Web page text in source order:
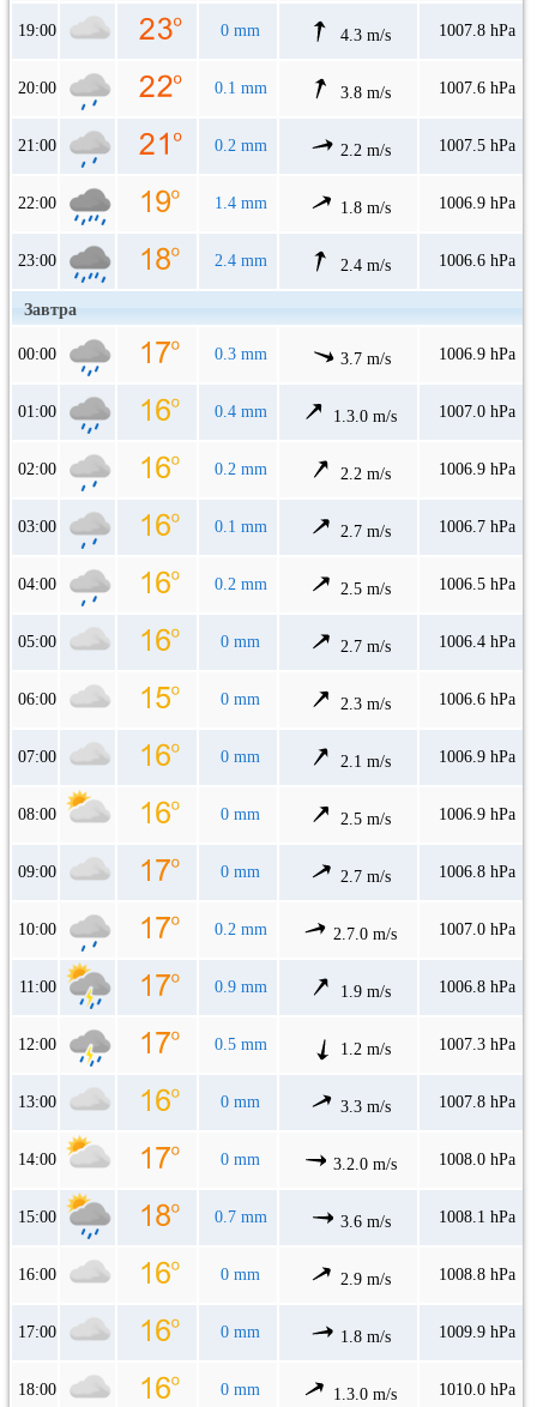
19:00 0 mm 4.3 m/s 1007.8 hPa
20:00 0.1 mm 3.8 m/s 1007.6 hPa
21:00 0.2 mm 2.2 m/s 1007.5 hPa
22:00 1.4 mm 1.8 m/s 1006.9 hPa
23:00 2.4 mm 2.4 m/s 1006.6 hPa
Завтра
00:00 0.3 mm 3.7 m/s 1006.9 hPa
01:00 0.4 mm 1.3.0 m/s 1007.0 hPa
02:00 0.2 mm 2.2 m/s 1006.9 hPa
03:00 0.1 mm 2.7 m/s 1006.7 hPa
04:00 0.2 mm 2.5 m/s 1006.5 hPa
05:00 0 mm 2.7 m/s 1006.4 hPa
06:00 0 mm 2.3 m/s 1006.6 hPa
07:00 0 mm 2.1 m/s 1006.9 hPa
08:00 0 mm 2.5 m/s 1006.9 hPa
09:00 0 mm 2.7 m/s 1006.8 hPa
10:00 0.2 mm 2.7.0 m/s 1007.0 hPa
11:00 0.9 mm 1.9 m/s 1006.8 hPa
12:00 0.5 mm 1.2 m/s 1007.3 hPa
13:00 0 mm 3.3 m/s 1007.8 hPa
14:00 0 mm 3.2.0 m/s 1008.0 hPa
15:00 0.7 mm 3.6 m/s 1008.1 hPa
16:00 0 mm 2.9 m/s 1008.8 hPa
17:00 0 mm 1.8 m/s 1009.9 hPa
18:00 0 mm 1.3.0 m/s 1010.0 hPa